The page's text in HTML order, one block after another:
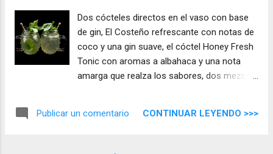
Dos cócteles directos en el vaso con base
de gin, El Costeño refrescante con notas de
coco y una gin suave, el cóctel Honey Fresh
Tonic con aromas a albahaca y una nota
amarga que realza los sabores, dos mezclas
Publicar un comentario CONTINUAR LEYENDO >>>